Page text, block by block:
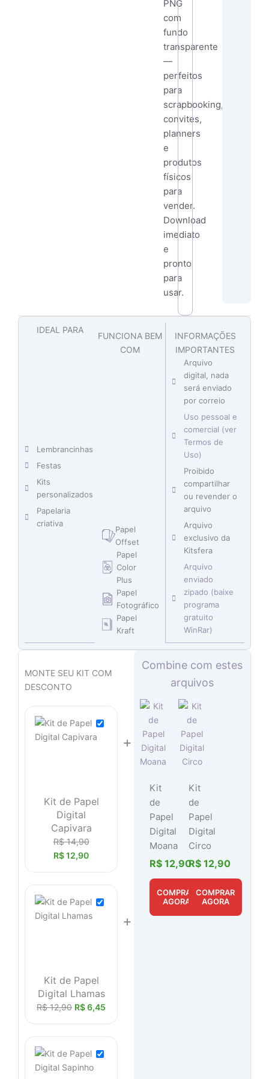
PNG
com
fundo
transparente
—
perfeitos
para
scrapbooking,
convites,
planners
e
produtos
físicos
para
vender.
Download
imediato
e
pronto
para
usar.
IDEAL PARA
Lembrancinhas
Festas
Kits
personalizados
Papelaria
criativa
FUNCIONA BEM
COM
Papel
Offset
Papel
Color
Plus
Papel
Fotográfico
Papel
Kraft
INFORMAÇÕES
IMPORTANTES
Arquivo
digital, nada
será enviado
por correio
Uso pessoal e
comercial (ver
Termos de
Uso)
Proibido
compartilhar
ou revender o
arquivo
Arquivo
exclusivo da
Kitsfera
Arquivo
enviado
zipado (baixe
programa
gratuito
WinRar)
MONTE SEU KIT COM
DESCONTO
Kit de Papel
Digital
Capivara
R$14,90
preço
R$12,90
preço
+
Kit de Papel
Digital Lhamas
R$12,90
preço
R$6,45
preço
+
preço
preço
Combine com estes
arquivos
Kit
de
Papel
Digital
Moana
R$ 12,90
COMPRAR
AGORA
Kit
de
Papel
Digital
Circo
R$ 12,90
COMPRAR
AGORA